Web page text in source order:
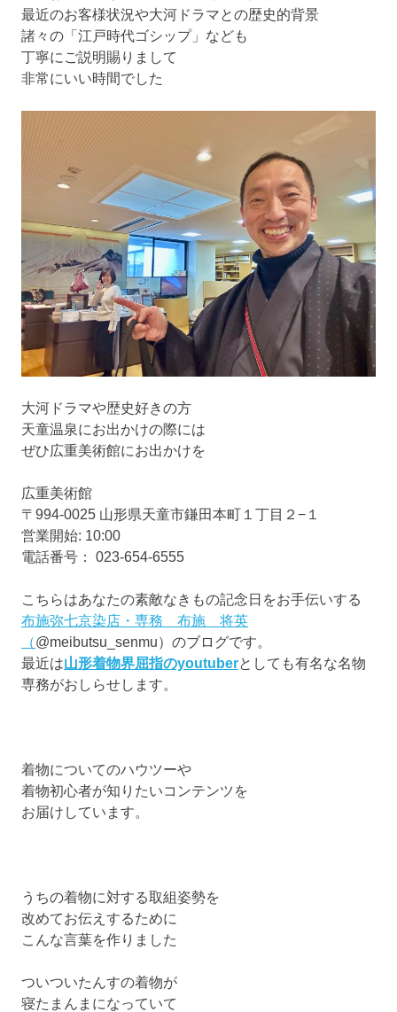
最近のお客様状況や大河ドラマとの歴史的背景
諸々の「江戸時代ゴシップ」なども
丁寧にご説明賜りまして
非常にいい時間でした
大河ドラマや歴史好きの方
天童温泉にお出かけの際には
ぜひ広重美術館にお出かけを
広重美術館
〒994-0025 山形県天童市鎌田本町１丁目２−１
営業開始: 10:00
電話番号： 023-654-6555
こちらはあなたの素敵なきもの記念日をお手伝いする
布施弥七京染店・専務 布施 将英
（@meibutsu_senmu）のブログです。
最近は山形着物界屈指のyoutuberとしても有名な名物
専務がおしらせします。
着物についてのハウツーや
着物初心者が知りたいコンテンツを
お届けしています。
うちの着物に対する取組姿勢を
改めてお伝えするために
こんな言葉を作りました
ついついたんすの着物が
寝たまんまになっていて